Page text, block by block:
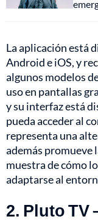
La aplicación está
Android e iOS, y
algunos modelos
uso en pantallas
y su interfaz está
pueda acceder al
representa una
además promueve
muestra de cómo
adaptarse al
2. Pluto TV